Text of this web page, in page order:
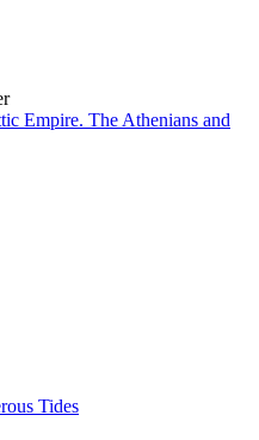
Empire. The Athenians and
Tides